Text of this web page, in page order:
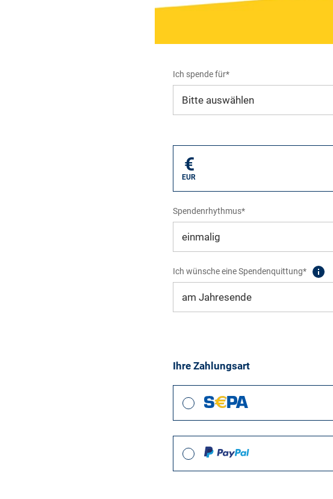
Ich spende für*
€
EUR
Spendenrhythmus*
Ich wünsche eine Spendenquittung*
Ihre Zahlungsart